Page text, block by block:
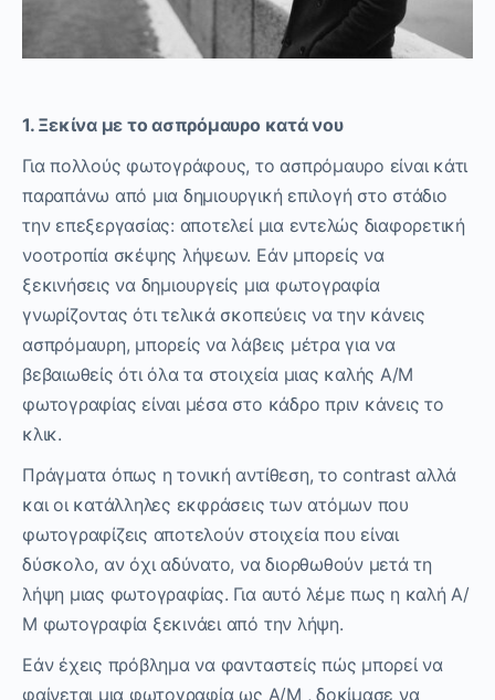
1. Ξεκίνα με το ασπρόμαυρο κατά νου
Για πολλούς φωτογράφους, το ασπρόμαυρο είναι κάτι
παραπάνω από μια δημιουργική επιλογή στο στάδιο
την επεξεργασίας: αποτελεί μια εντελώς διαφορετική
νοοτροπία σκέψης λήψεων. Εάν μπορείς να
ξεκινήσεις να δημιουργείς μια φωτογραφία
γνωρίζοντας ότι τελικά σκοπεύεις να την κάνεις
ασπρόμαυρη, μπορείς να λάβεις μέτρα για να
βεβαιωθείς ότι όλα τα στοιχεία μιας καλής Α/Μ
φωτογραφίας είναι μέσα στο κάδρο πριν κάνεις το
κλικ.
Πράγματα όπως η τονική αντίθεση, το contrast αλλά
και οι κατάλληλες εκφράσεις των ατόμων που
φωτογραφίζεις αποτελούν στοιχεία που είναι
δύσκολο, αν όχι αδύνατο, να διορθωθούν μετά τη
λήψη μιας φωτογραφίας. Για αυτό λέμε πως η καλή Α/
Μ φωτογραφία ξεκινάει από την λήψη.
Εάν έχεις πρόβλημα να φανταστείς πώς μπορεί να
φαίνεται μια φωτογραφία ως Α/Μ , δοκίμασε να